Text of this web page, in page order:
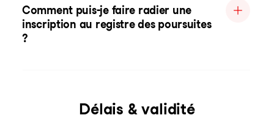
Comment puis-je faire radier une
inscription au registre des poursuites
?
Délais & validité